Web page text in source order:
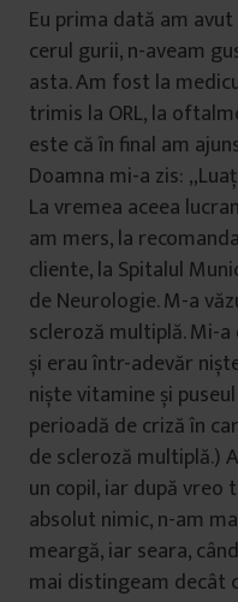
Eu prima dată am
cerul gurii, n-aveam
asta. Am fost la
trimis la ORL, la
este că în final am
Doamna mi-a zis:
La vremea aceea
am mers, la
cliente, la Spitalul
de Neurologie. M-a
scleroză multiplă. Mi-
și erau într-adevăr
niște vitamine și
perioadă de criză în
de scleroză multiplă.)
un copil, iar după vreo
absolut nimic, n-am
meargă, iar seara,
mai distingeam decât